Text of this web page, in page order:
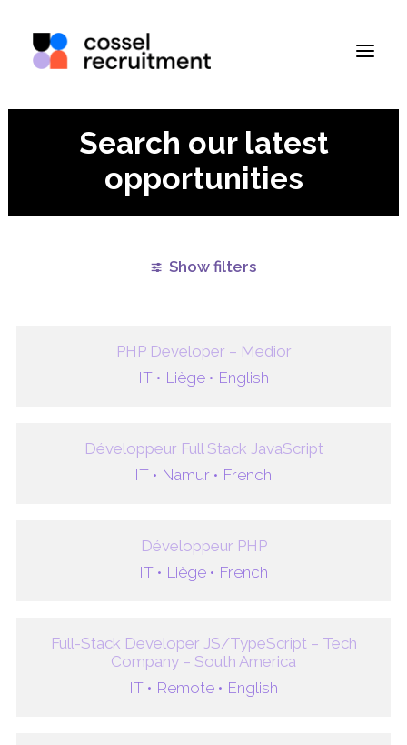
Search our latest
opportunities
Show filters
PHP Developer – Medior
IT • Liège • English
Développeur Full Stack JavaScript
IT • Namur • French
Développeur PHP
IT • Liège • French
Full-Stack Developer JS/TypeScript – Tech
Company – South America
IT • Remote • English